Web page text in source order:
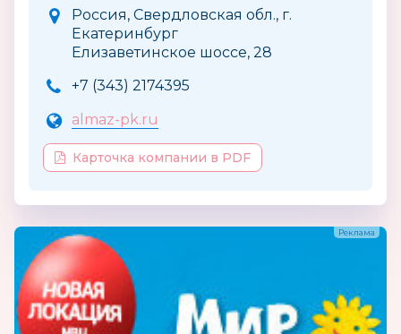
Россия, Свердловская обл., г.
Екатеринбург
Елизаветинское шоссе, 28
+7 (343) 2174395
almaz-pk.ru
Карточка компании в PDF